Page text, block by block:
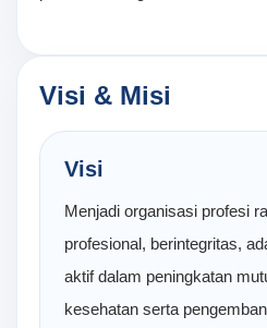
Visi & Misi
Visi
Menjadi organisasi profesi
profesional, berintegritas,
aktif dalam peningkatan
kesehatan serta